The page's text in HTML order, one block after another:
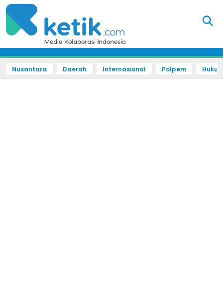
Nusantara Daerah Internasional Polpem